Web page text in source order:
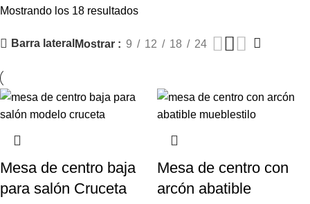
Mostrando los 18 resultados
Barra lateral Mostrar 9 12 18 24
Mesa de centro baja
para salón Cruceta
Mesa de centro con
arcón abatible